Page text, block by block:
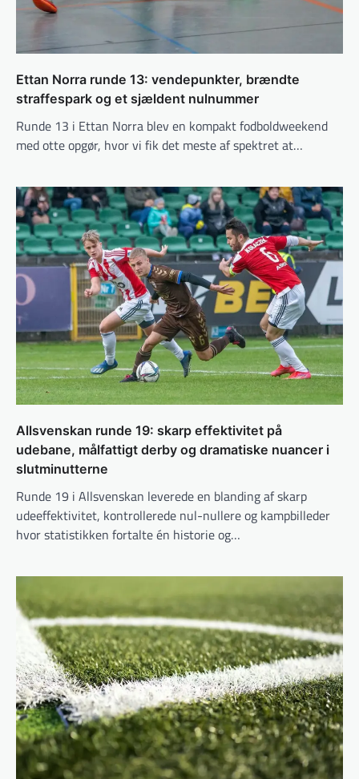
Ettan Norra runde 13: vendepunkter, brændte
straffespark og et sjældent nulnummer
Runde 13 i Ettan Norra blev en kompakt fodboldweekend
med otte opgør, hvor vi fik det meste af spektret at…
Allsvenskan runde 19: skarp effektivitet på
udebane, målfattigt derby og dramatiske nuancer i
slutminutterne
Runde 19 i Allsvenskan leverede en blanding af skarp
udeeffektivitet, kontrollerede nul-nullere og kampbilleder
hvor statistikken fortalte én historie og…